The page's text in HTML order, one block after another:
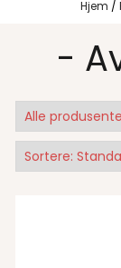
Hjem /
-